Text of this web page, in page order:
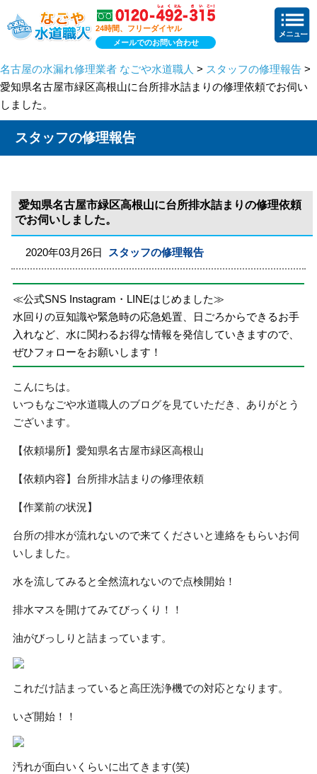
24時間、フリーダイヤル
メールでのお問い合わせ
名古屋の水漏れ修理業者 なごや水道職人 > スタッフの修理報告 >
愛知県名古屋市緑区高根山に台所排水詰まりの修理依頼でお伺い
しました。
スタッフの修理報告
愛知県名古屋市緑区高根山に台所排水詰まりの修理依頼
でお伺いしました。
2020年03月26日 スタッフの修理報告
≪公式SNS Instagram・LINEはじめました≫
水回りの豆知識や緊急時の応急処置、日ごろからできるお手
入れなど、水に関わるお得な情報を発信していきますので、
ぜひフォローをお願いします！
こんにちは。
いつもなごや水道職人のブログを見ていただき、ありがとう
ございます。
【依頼場所】愛知県名古屋市緑区高根山
【依頼内容】 台所排水詰まりの修理依頼
【作業前の状況】
台所の排水が流れないので来てくださいと連絡をもらいお伺
いしました。
水を流してみると全然流れないので点検開始！
排水マスを開けてみてびっくり！！
油がびっしりと詰まっています。
これだけ詰まっていると高圧洗浄機での対応となります。
いざ開始！！
汚れが面白いくらいに出てきます(笑)